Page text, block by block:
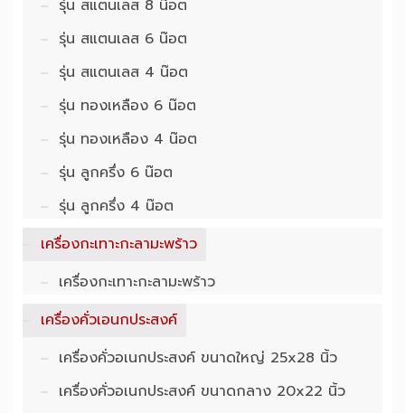
รุ่น สแตนเลส 8 น๊อต
รุ่น สแตนเลส 6 น๊อต
รุ่น สแตนเลส 4 น๊อต
รุ่น ทองเหลือง 6 น๊อต
รุ่น ทองเหลือง 4 น๊อต
รุ่น ลูกครึ่ง 6 น๊อต
รุ่น ลูกครึ่ง 4 น๊อต
เครื่องกะเทาะกะลามะพร้าว
เครื่องกะเทาะกะลามะพร้าว
เครื่องคั่วเอนกประสงค์
เครื่องคั่วอเนก​ประสงค์ ​ขนาด​ใหญ่ 25x28 นิ้ว
เครื่องคั่วอเนก​ประสงค์ ขนาดกลาง 20x22 นิ้ว